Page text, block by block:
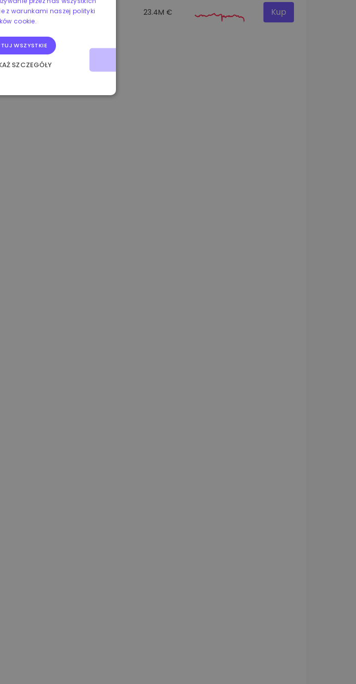
-4.10% 3.2B € 23.4M € Kup
z warunkami naszej polityki
cookie.
WSZYSTKIE
SZCZEGÓŁY